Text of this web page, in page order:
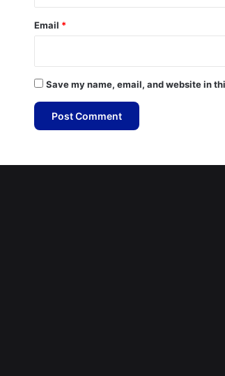
Email *
Save my name, email, and website in